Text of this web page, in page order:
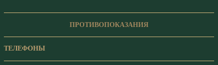
ПРОТИВОПОКАЗАНИЯ
ТЕЛЕФОНЫ